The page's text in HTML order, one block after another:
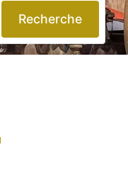
Recherche